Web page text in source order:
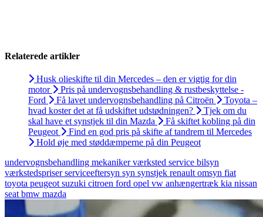
Relaterede artikler
Husk olieskifte til din Mercedes – den er vigtig for din
motor
Pris på undervognsbehandling & rustbeskyttelse -
Ford
Få lavet undervognsbehandling på Citroën
Toyota –
hvad koster det at få udskiftet udstødningen?
Tjek om du
skal have et synstjek til din Mazda
Få skiftet kobling på din
Peugeot
Find en god pris på skifte af tandrem til Mercedes
Hold øje med støddæmperne på din Peugeot
undervognsbehandling mekanikerværksted service bilsyn
værkstedspriserserviceeftersyn syn synstjek renault omsyn fiat
toyota peugeot suzuki citroen ford opel vw anhængertræk kia nissan
seat bmw mazda